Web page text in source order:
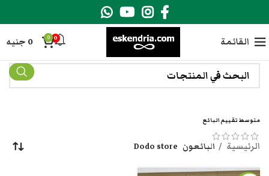
القائمة 0
0
0 جنيه
متوسط تقييم البائع
الرئيسية البائعون Dodo store